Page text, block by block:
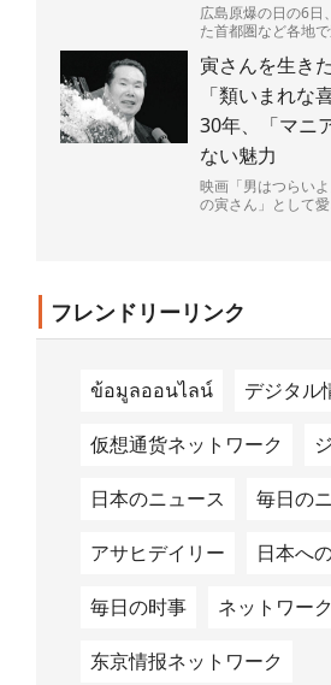
広島原爆の日の6日
た首都圏など各地
海にした原爆投下か
寅さんを生き
「類いまれ
30年、「マニ
ない魅力
映画「男はつらい
の寅さん」として
フレンドリーリンク
ข้อมูลออนไลน์ デジタル
仮想通货ネットワーク
日本のニュース 毎日の
アサヒデイリー 日本へ
毎日の时事 ネットワー
东京情报ネットワーク